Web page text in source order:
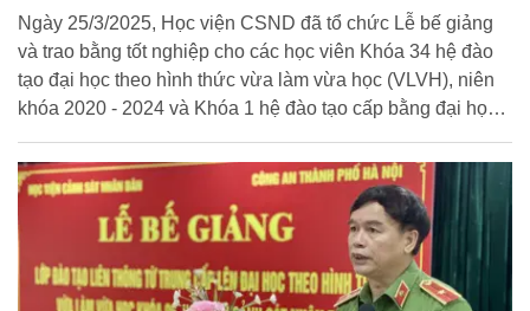
Ngày 25/3/2025, Học viện CSND đã tổ chức Lễ bế giảng
và trao bằng tốt nghiệp cho các học viên Khóa 34 hệ đào
tạo đại học theo hình thức vừa làm vừa học (VLVH), niên
khóa 2020 - 2024 và Khóa 1 hệ đào tạo cấp bằng đại học